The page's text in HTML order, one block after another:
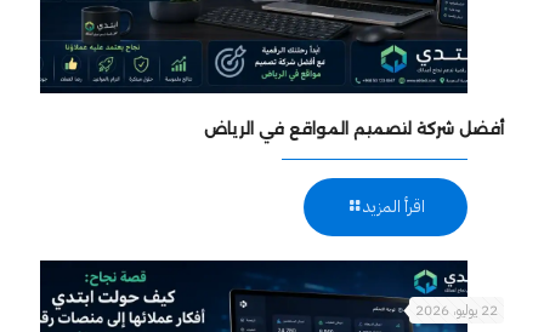
أفضل شركة لتصميم المواقع في الرياض
اقرأ المزيد
22 يوليو، 2026